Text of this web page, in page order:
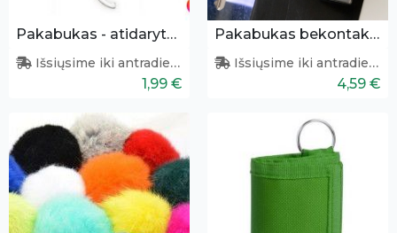
Pakabukas - atidarytuvas + šešiakampis atsuktuvas
Išsiųsime iki antradienio
1,99 €
Pakabukas bekontakčiam prisilietimui
Išsiųsime iki antradienio
4,59 €